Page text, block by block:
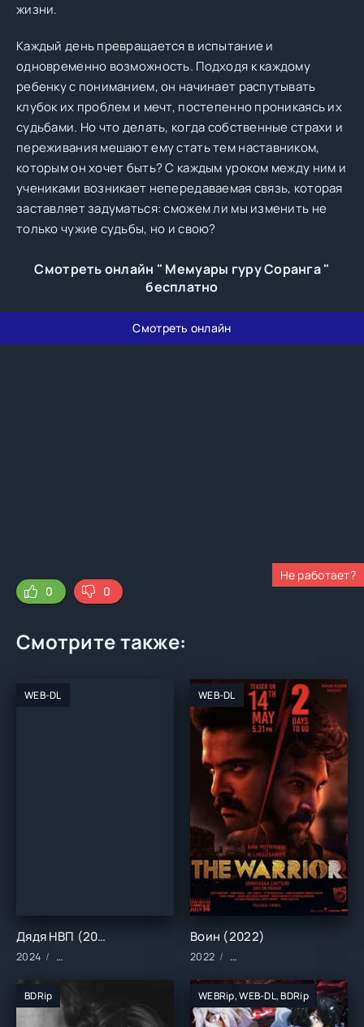
жизни.
Каждый день превращается в испытание и
одновременно возможность. Подходя к каждому
ребенку с пониманием, он начинает распутывать
клубок их проблем и мечт, постепенно проникаясь их
судьбами. Но что делать, когда собственные страхи и
переживания мешают ему стать тем наставником,
которым он хочет быть? С каждым уроком между ним и
учениками возникает непередаваемая связь, которая
заставляет задуматься: сможем ли мы изменить не
только чужие судьбы, но и свою?
Смотреть онлайн " Мемуары гуру Соранга "
бесплатно
Смотреть онлайн
Не работает?
0
0
Смотрите также:
WEB-DL
Дядя НВП (2024)
2024 Фильмы/2024 год/Зарубежные/Комедии
WEB-DL
Воин (2022)
2022 Фильмы/2022 год/
BDRip WEBRip, WEB-DL, BDRip